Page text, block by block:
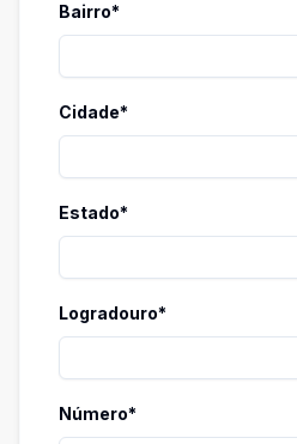
Bairro*
Cidade*
Estado*
Logradouro*
Número*